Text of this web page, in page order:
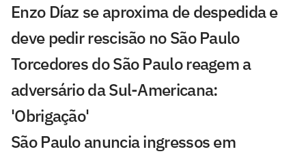
Enzo Díaz se aproxima de despedida e
deve pedir rescisão no São Paulo
Torcedores do São Paulo reagem a
adversário da Sul-Americana:
'Obrigação'
São Paulo anuncia ingressos em